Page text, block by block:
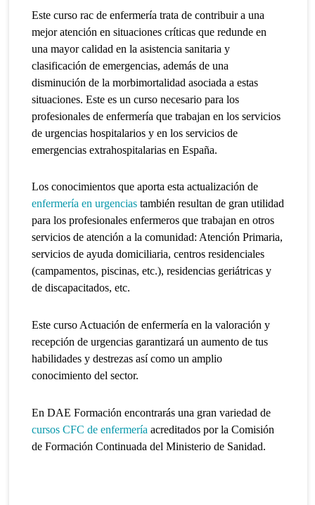
Este curso rac de enfermería trata de contribuir a una
mejor atención en situaciones críticas que redunde en
una mayor calidad en la asistencia sanitaria y
clasificación de emergencias, además de una
disminución de la morbimortalidad asociada a estas
situaciones. Este es un curso necesario para los
profesionales de enfermería que trabajan en los servicios
de urgencias hospitalarios y en los servicios de
emergencias extrahospitalarias en España.
Los conocimientos que aporta esta actualización de
enfermería en urgencias también resultan de gran utilidad
para los profesionales enfermeros que trabajan en otros
servicios de atención a la comunidad: Atención Primaria,
servicios de ayuda domiciliaria, centros residenciales
(campamentos, piscinas, etc.), residencias geriátricas y
de discapacitados, etc.
Este curso Actuación de enfermería en la valoración y
recepción de urgencias garantizará un aumento de tus
habilidades y destrezas así como un amplio
conocimiento del sector.
En DAE Formación encontrarás una gran variedad de
cursos CFC de enfermería acreditados por la Comisión
de Formación Continuada del Ministerio de Sanidad.